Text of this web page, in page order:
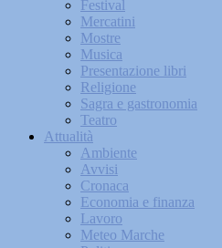
Festival
Mercatini
Mostre
Musica
Presentazione libri
Religione
Sagra e gastronomia
Teatro
Attualità
Ambiente
Avvisi
Cronaca
Economia e finanza
Lavoro
Meteo Marche